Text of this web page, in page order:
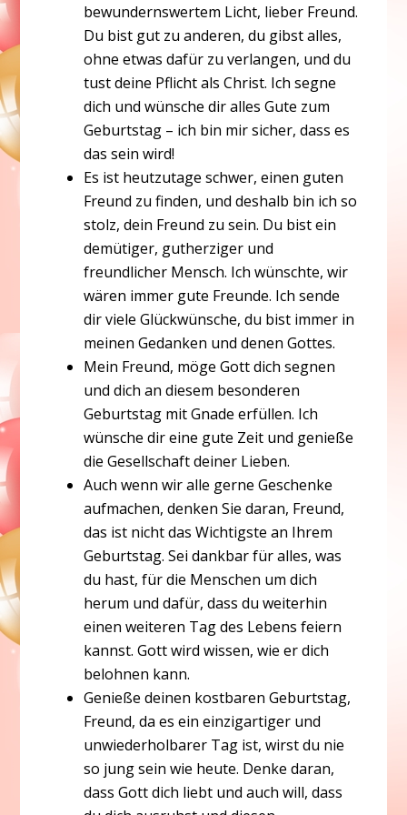
bewundernswertem Licht, lieber Freund.
Du bist gut zu anderen, du gibst alles,
ohne etwas dafür zu verlangen, und du
tust deine Pflicht als Christ. Ich segne
dich und wünsche dir alles Gute zum
Geburtstag – ich bin mir sicher, dass es
das sein wird!
Es ist heutzutage schwer, einen guten
Freund zu finden, und deshalb bin ich so
stolz, dein Freund zu sein. Du bist ein
demütiger, gutherziger und
freundlicher Mensch. Ich wünschte, wir
wären immer gute Freunde. Ich sende
dir viele Glückwünsche, du bist immer in
meinen Gedanken und denen Gottes.
Mein Freund, möge Gott dich segnen
und dich an diesem besonderen
Geburtstag mit Gnade erfüllen. Ich
wünsche dir eine gute Zeit und genieße
die Gesellschaft deiner Lieben.
Auch wenn wir alle gerne Geschenke
aufmachen, denken Sie daran, Freund,
das ist nicht das Wichtigste an Ihrem
Geburtstag. Sei dankbar für alles, was
du hast, für die Menschen um dich
herum und dafür, dass du weiterhin
einen weiteren Tag des Lebens feiern
kannst. Gott wird wissen, wie er dich
belohnen kann.
Genieße deinen kostbaren Geburtstag,
Freund, da es ein einzigartiger und
unwiederholbarer Tag ist, wirst du nie
so jung sein wie heute. Denke daran,
dass Gott dich liebt und auch will, dass